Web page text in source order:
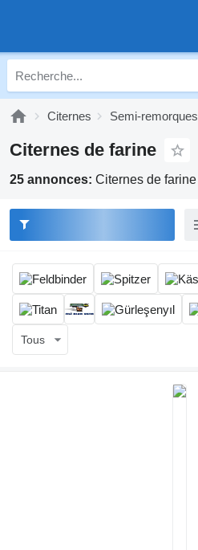
Citernes Semi-
Citernes de farine
25 annonces: Citernes de farine
Tous